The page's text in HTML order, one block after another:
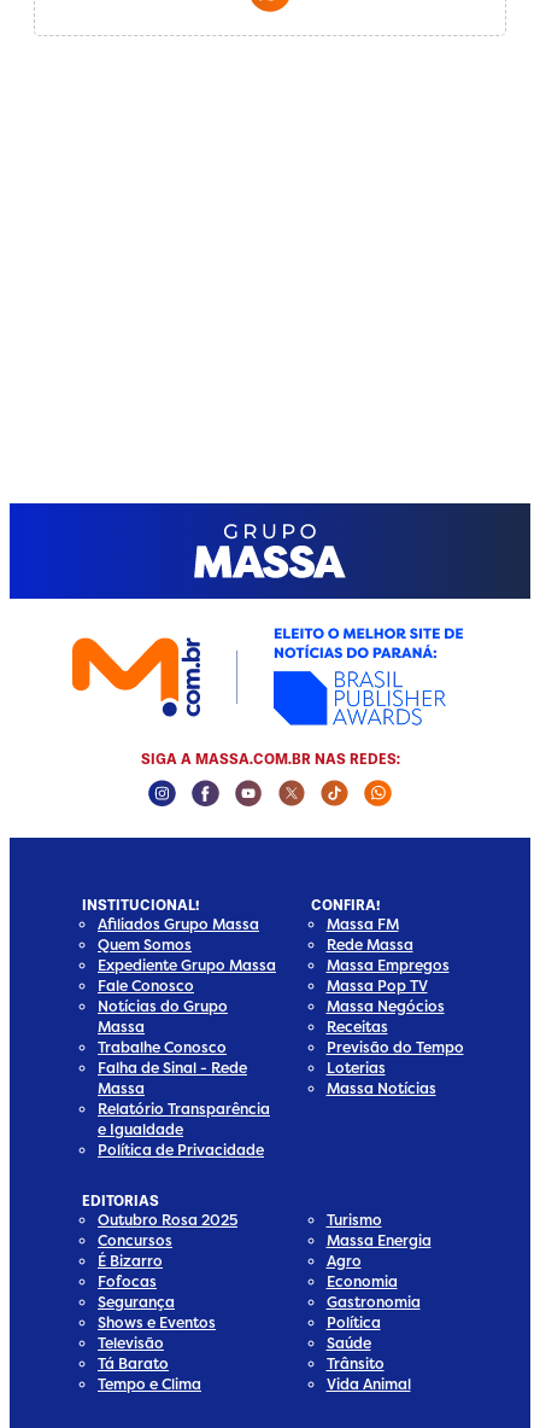
SIGA A MASSA.COM.BR NAS REDES:
Instagram Social Media
Facebook Social Media
Youtube Social Media
Twitter Social Media
Tiktok Social Media
Whatsapp
INSTITUCIONAL!
Afiliados Grupo Massa
Quem Somos
Expediente Grupo Massa
Fale Conosco
Notícias do Grupo
Massa
Trabalhe Conosco
Falha de Sinal - Rede
Massa
Relatório Transparência
e Igualdade
Política de Privacidade
CONFIRA!
Massa FM
Rede Massa
Massa Empregos
Massa Pop TV
Massa Negócios
Receitas
Previsão do Tempo
Loterias
Massa Notícias
EDITORIAS
Outubro Rosa 2025
Concursos
É Bizarro
Fofocas
Segurança
Shows e Eventos
Televisão
Tá Barato
Tempo e Clima
Turismo
Massa Energia
Agro
Economia
Gastronomia
Política
Saúde
Trânsito
Vida Animal